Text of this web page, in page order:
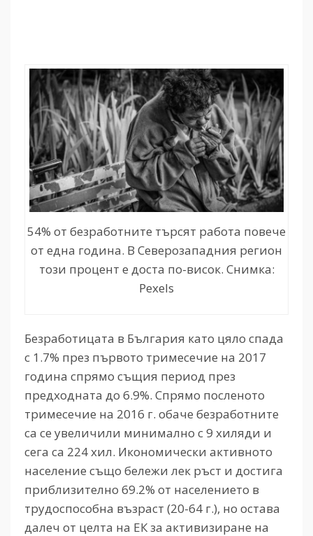
54% от безработните търсят работа повече
от една година. В Северозападния регион
този процент е доста по-висок. Снимка:
Pexels
Безработицата в България като цяло спада
с 1.7% през първото тримесечие на 2017
година спрямо същия период през
предходната до 6.9%. Спрямо посленото
тримесечие на 2016 г. обаче безработните
са се увеличили минимално с 9 хиляди и
сега са 224 хил. Икономически активното
население също бележи лек ръст и достига
приблизително 69.2% от населението в
трудоспособна възраст (20-64 г.), но остава
далеч от целта на ЕК за активизиране на